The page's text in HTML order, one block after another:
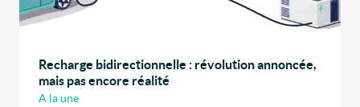
Recharge bidirectionnelle : révolution annoncée,
mais pas encore réalité
A la une